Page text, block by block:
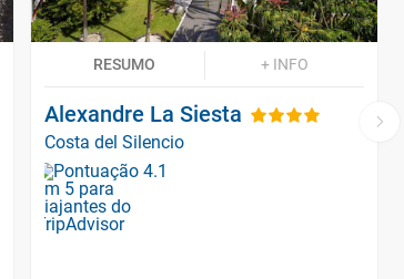
RESUMO + INFO
Alexandre La Siesta
Costa del Silencio